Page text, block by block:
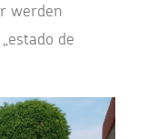
werden
de